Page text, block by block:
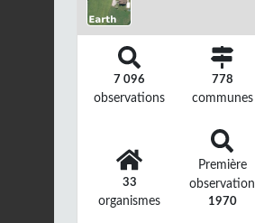
7 096
observations
778
communes
33
organismes
Première
observation
1970